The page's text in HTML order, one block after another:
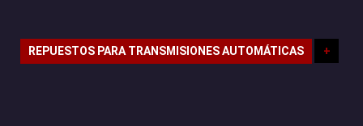
REPUESTOS PARA TRANSMISIONES AUTOMÁTICAS +